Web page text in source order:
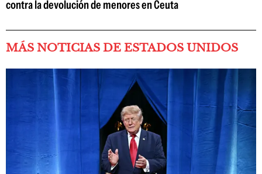
contra la devolución de menores en Ceuta
MÁS NOTICIAS DE ESTADOS UNIDOS